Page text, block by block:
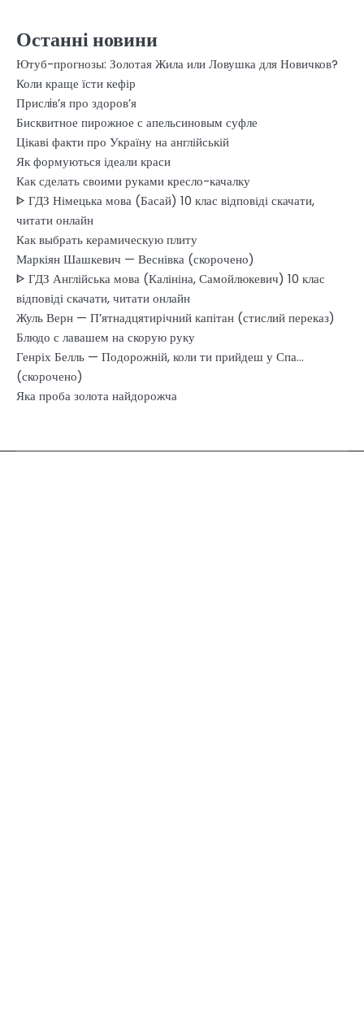
Останні новини
Ютуб-прогнозы: Золотая Жила или Ловушка для Новичков?
Коли краще їсти кефір
Прислiв’я про здоров’я
Бисквитное пирожное с апельсиновым суфле
Цікаві факти про Україну на англійській
Як формуються ідеали краси
Как сделать своими руками кресло-качалку
ᐈ ГДЗ Німецька мова (Басай) 10 клас відповіді скачати,
читати онлайн
Как выбрать керамическую плиту
Маркіян Шашкевич — Веснівка (скорочено)
ᐈ ГДЗ Англійська мова (Калініна, Самойлюкевич) 10 клас
відповіді скачати, читати онлайн
Жуль Верн — П’ятнадцятирічний капітан (стислий переказ)
Блюдо с лавашем на скорую руку
Генріх Белль — Подорожній, коли ти прийдеш у Спа…
(скорочено)
Яка проба золота найдорожча